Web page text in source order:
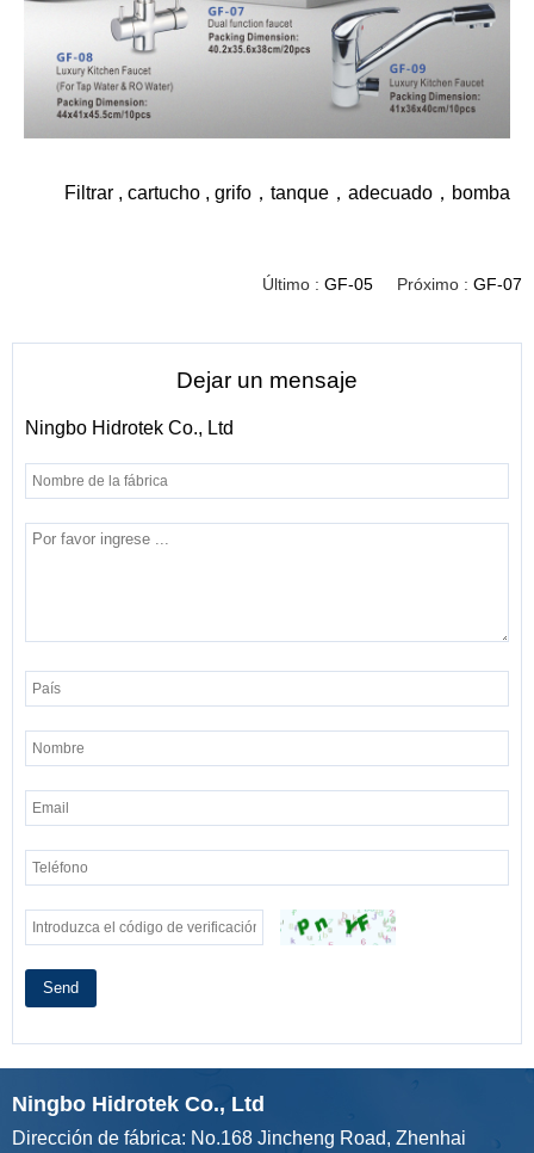
Filtrar , cartucho , grifo ， tanque ， adecuado ， bomba
Próximo : GF-07
Último : GF-05
Dejar un mensaje
Ningbo Hidrotek Co., Ltd
Send
Ningbo Hidrotek Co., Ltd
Dirección de fábrica: No.168 Jincheng Road, Zhenhai